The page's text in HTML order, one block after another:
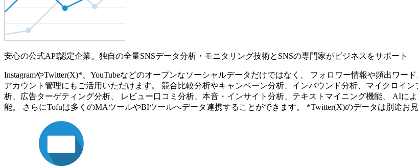
安心の公式API認定企業。独自の全量SNSデータ分析・モニタリング技術とSNSの専門家がビジネスをサポート
InstagramやTwitter(X)*、YouTubeなどのオープンなソーシャルデータだけではなく、 フォロワー情報や頻出ワ
アカウント管理にもご活用いただけます。 競合比較分析やキャンペーン分析、インバウンド分析、マイクロイ
析、広告ターゲティング分析、 レビュー口コミ分析、本音・インサイト分析、テキストマイニング機能、 AIに
能。 さらにTofuは多くのMAツールやBIツールへデータ連携することができます。 *Twitter(X)のデータは別途お見